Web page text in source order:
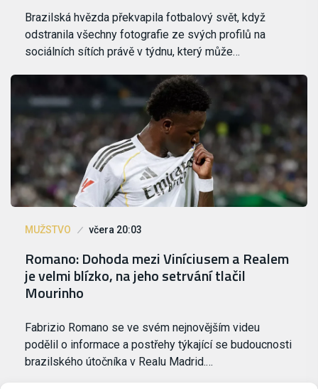
Brazilská hvězda překvapila fotbalový svět, když
odstranila všechny fotografie ze svých profilů na
sociálních sítích právě v týdnu, který může…
MUŽSTVO včera 20:03
Romano: Dohoda mezi Viníciusem a Realem
je velmi blízko, na jeho setrvání tlačil
Mourinho
Fabrizio Romano se ve svém nejnovějším videu
podělil o informace a postřehy týkající se budoucnosti
brazilského útočníka v Realu Madrid.…